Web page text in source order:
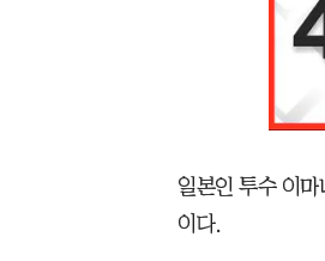
일본인 투수 이
이다.